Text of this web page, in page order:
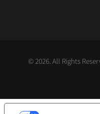
© 2026. All Rights